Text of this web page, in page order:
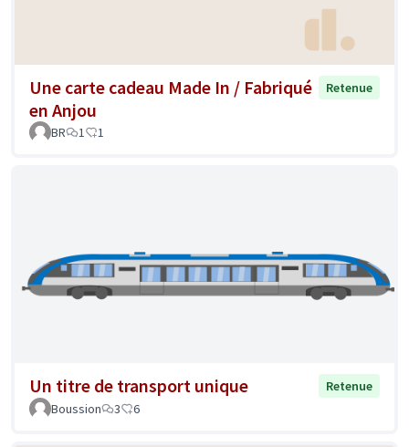
Une carte cadeau Made In / Fabriqué
en Anjou
Retenue
BR 1 1
Un titre de transport unique
Retenue
Boussion
3 6